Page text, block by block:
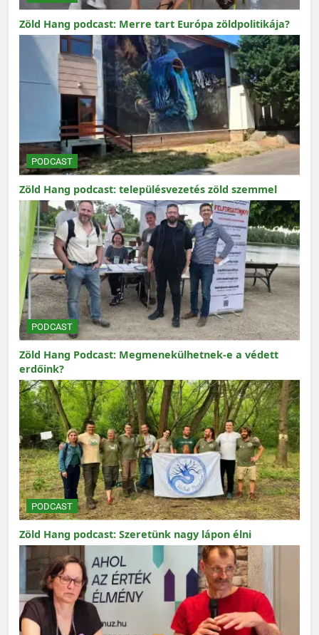
Zöld Hang podcast: Merre tart Európa zöldpolitikája?
PODCAST
Zöld Hang podcast: településvezetés zöld szemmel
PODCAST
Zöld Hang Podcast: Megmenekülhetnek-e a védett
erdőink?
PODCAST
Zöld Hang podcast: Szeretünk nagy lápon élni